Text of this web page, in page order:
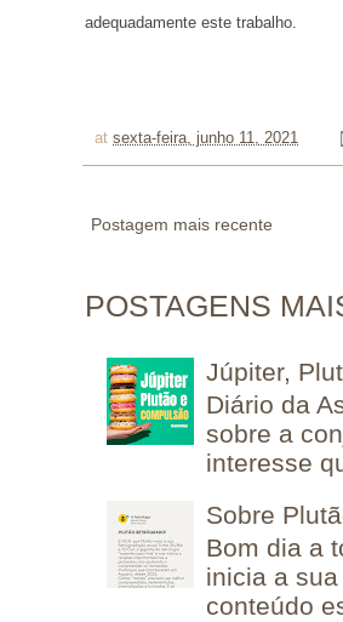
adequadamente este trabalho.
at sexta-feira, junho 11, 2021
Postagem mais recente
POSTAGENS
Júpiter,
Diário da
sobre a
interesse
Sobre
Bom dia a
inicia a
conteúdo